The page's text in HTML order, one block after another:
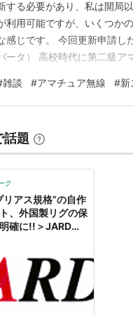
する必要があり、私は開局
利用可能ですが、いくつか
感じです。 今回更新申請
ータ） 高校時代に第二級ア
量があるのですが、重くて
ったんでしょうな。 価格は
雑談 #アマチュア無線 #新
話題
ク
リアス規格”の自作
、外国製リグの保
確に!!＞JARD、